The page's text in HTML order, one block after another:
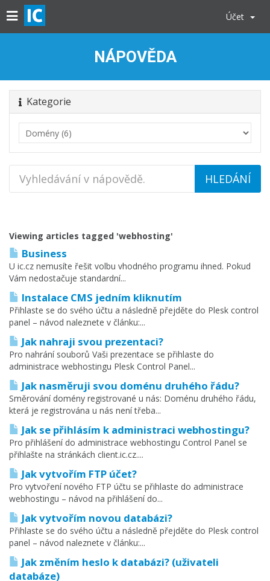
Účet
NÁPOVĚDA
Kategorie
Viewing articles tagged 'webhosting'
Business
U ic.cz nemusíte řešit volbu vhodného programu ihned. Pokud
Vám nedostačuje standardní...
Instalace CMS jedním kliknutím
Přihlaste se do svého účtu a následně přejděte do Plesk control
panel – návod naleznete v článku:...
Jak nahraji svou prezentaci?
Pro nahrání souborů Vaši prezentace se přihlaste do
administrace webhostingu Plesk Control Panel...
Jak nasměruji svou doménu druhého řádu?
Směrování domény registrované u nás: Doménu druhého řádu,
která je registrována u nás není třeba...
Jak se přihlásím k administraci webhostingu?
Pro přihlášení do administrace webhostingu Control Panel se
přihlašte na stránkách client.ic.cz....
Jak vytvořím FTP účet?
Pro vytvoření nového FTP účtu se přihlaste do administrace
webhostingu – návod na přihlášení do...
Jak vytvořím novou databázi?
Přihlaste se do svého účtu a následně přejděte do Plesk control
panel – návod naleznete v článku:...
Jak změním heslo k databázi? (uživateli
databáze)